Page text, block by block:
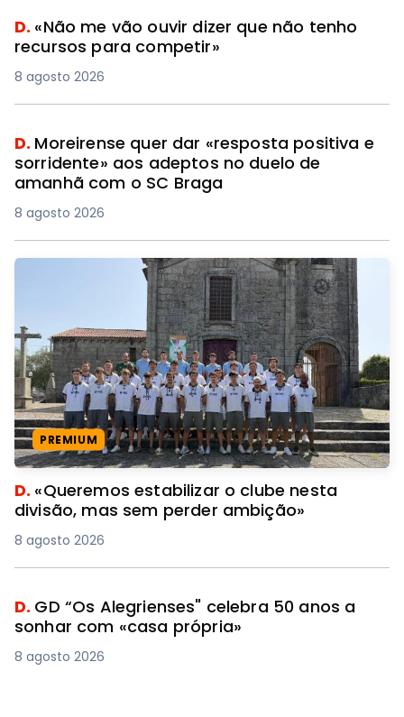
D. «Não me vão ouvir dizer que não tenho
recursos para competir»
8 agosto 2026
D. Moreirense quer dar «resposta positiva e
sorridente» aos adeptos no duelo de
amanhã com o SC Braga
8 agosto 2026
PREMIUM
D. «Queremos estabilizar o clube nesta
divisão, mas sem perder ambição»
8 agosto 2026
D. GD “Os Alegrienses" celebra 50 anos a
sonhar com «casa própria»
8 agosto 2026